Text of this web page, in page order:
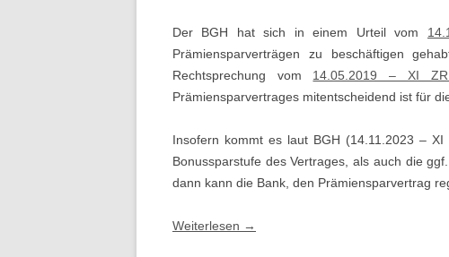
Der BGH hat sich in einem Urteil vom
Prämiensparverträgen zu beschäftigen
Rechtsprechung vom 14.05.2019 – XI
Prämiensparvertrages mitentscheidend ist für
Insofern kommt es laut BGH (14.11.2023 –
Bonussparstufe des Vertrages, als auch die
dann kann die Bank, den Prämiensparvertrag
Weiterlesen →